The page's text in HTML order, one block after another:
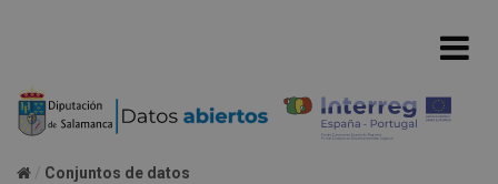
Conjuntos de datos